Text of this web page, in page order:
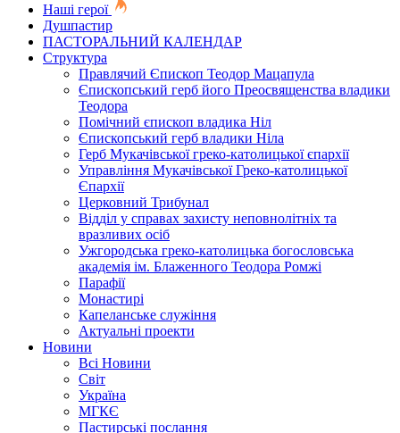
Наші герої
Душпастир
ПАСТОРАЛЬНИЙ КАЛЕНДАР
Структура
Правлячий Єпископ Теодор Мацапула
Єпископський герб його Преосвященства владики
Теодора
Помічний єпископ владика Ніл
Єпископський герб владики Ніла
Герб Мукачівської греко-католицької єпархії
Управління Мукачівської Греко-католицької
Єпархії
Церковний Трибунал
Відділ у справах захисту неповнолітніх та
вразливих осіб
Ужгородська греко-католицька богословська
академія ім. Блаженного Теодора Ромжі
Парафії
Монастирі
Капеланське служіння
Актуальні проекти
Новини
Всі Новини
Світ
Україна
МГКЄ
Пастирські послання